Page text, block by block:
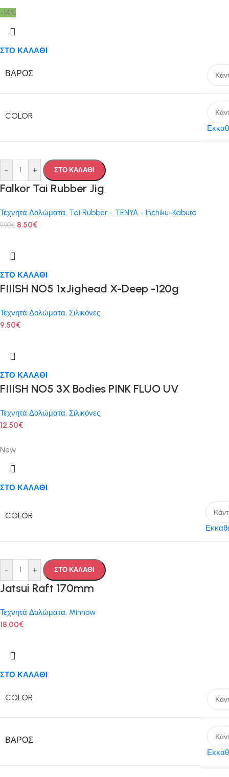
-14%
ΣΤΟ ΚΑΛΑΘΙ
ΒΆΡΟΣ
COLOR
- + ΣΤΟ ΚΑΛΑΘΙ
Falkor Tai Rubber Jig
Τεχνητά Δολώματα, Tai Rubber - TENYA - Inchiku-Kabura
9.90€ 8.50€
ΣΤΟ ΚΑΛΑΘΙ
FIIISH NO5 1xJighead X-Deep -120g
Τεχνητά Δολώματα, Σιλικόνες
9.50€
ΣΤΟ ΚΑΛΑΘΙ
FIIISH NO5 3X Bodies PINK FLUO UV
Τεχνητά Δολώματα, Σιλικόνες
12.50€
New
ΣΤΟ ΚΑΛΑΘΙ
COLOR
- + ΣΤΟ ΚΑΛΑΘΙ
Jatsui Raft 170mm
Τεχνητά Δολώματα, Minnow
18.00€
ΣΤΟ ΚΑΛΑΘΙ
COLOR
ΒΆΡΟΣ